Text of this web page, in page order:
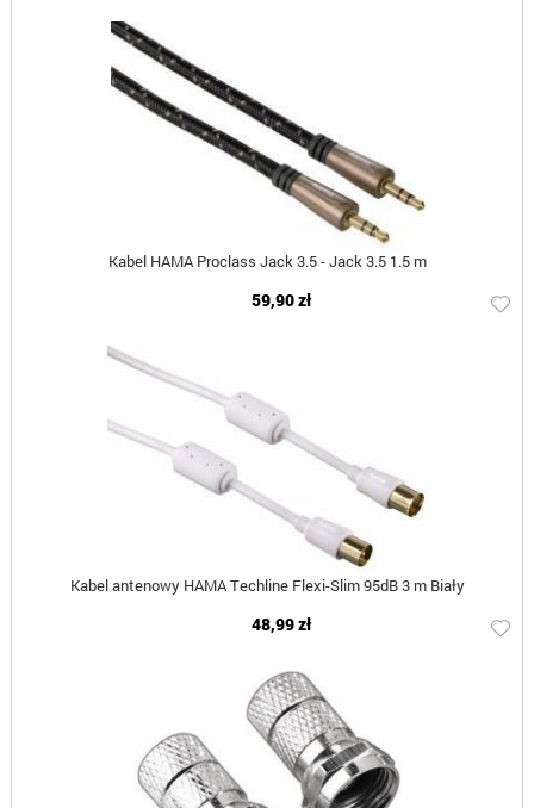
Kabel HAMA Proclass Jack 3.5 - Jack 3.5 1.5 m
59,90 zł
Kabel antenowy HAMA Techline Flexi-Slim 95dB 3 m Biały
48,99 zł